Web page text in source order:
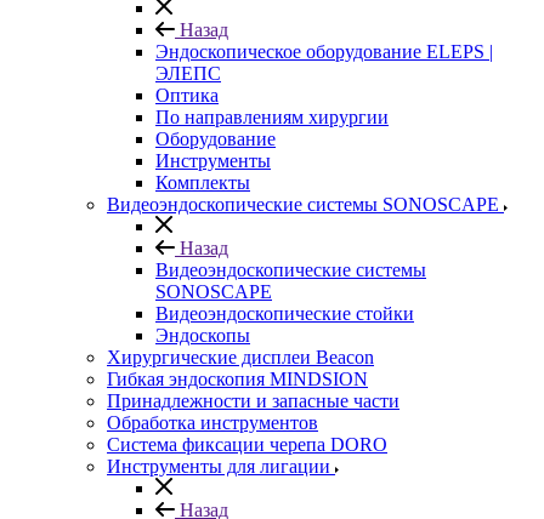
Назад
Эндоскопическое оборудование ELEPS |
ЭЛЕПС
Оптика
По направлениям хирургии
Оборудование
Инструменты
Комплекты
Видеоэндоскопические системы SONOSCAPE
Назад
Видеоэндоскопические системы
SONOSCAPE
Видеоэндоскопические стойки
Эндоскопы
Хирургические дисплеи Beacon
Гибкая эндоскопия MINDSION
Принадлежности и запасные части
Обработка инструментов
Система фиксации черепа DORO
Инструменты для лигации
Назад